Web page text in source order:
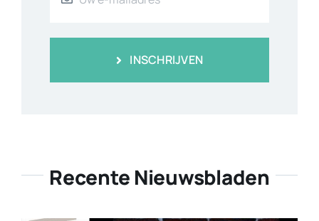
INSCHRIJVEN
Recente Nieuwsbladen